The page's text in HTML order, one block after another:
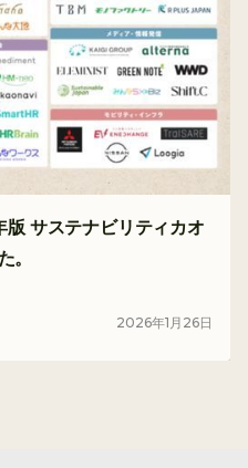
版 サステナビリティカオ
。
2026年1 月 26日